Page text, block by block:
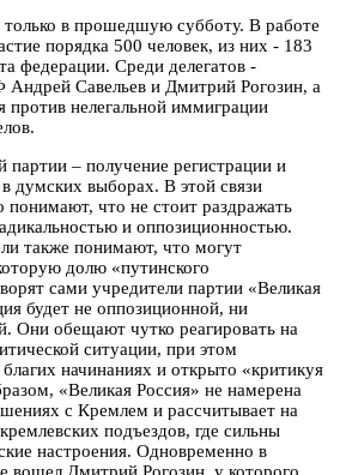
в прошедшую субботу. В работе
порядка 500 человек, из них - 183
федерации. Среди делегатов -
Савельев и Дмитрий Рогозин, а
против нелегальной иммиграции
партии – получение регистрации и
думских выборах. В этой связи
понимают, что не стоит раздражать
и оппозиционностью.
также понимают, что могут
долю «путинского
сами учредители партии «Великая
будет не оппозиционной, ни
Они обещают чутко реагировать на
ситуации, при этом
начинаниях и открыто «критикуя
«Великая Россия» не намерена
с Кремлем и рассчитывает на
подъездов, где сильны
настроения. Одновременно в